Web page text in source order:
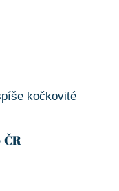
kočkovité
ČR